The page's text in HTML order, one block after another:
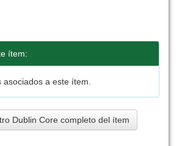
ítem:
asociados a este ítem.
Dublin Core completo del ítem